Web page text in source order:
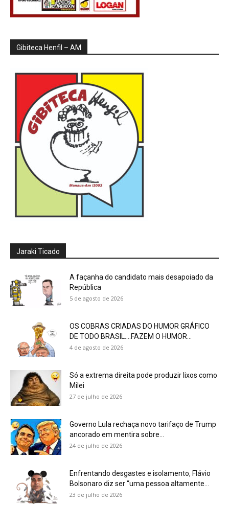
Gibiteca Henfil – AM
Jaraki Ticado
A façanha do candidato mais desapoiado da
República
5 de agosto de 2026
OS COBRAS CRIADAS DO HUMOR GRÁFICO
DE TODO BRASIL….FAZEM O HUMOR...
4 de agosto de 2026
Só a extrema direita pode produzir lixos como
Milei
27 de julho de 2026
Governo Lula rechaça novo tarifaço de Trump
ancorado em mentira sobre...
24 de julho de 2026
Enfrentando desgastes e isolamento, Flávio
Bolsonaro diz ser “uma pessoa altamente...
23 de julho de 2026